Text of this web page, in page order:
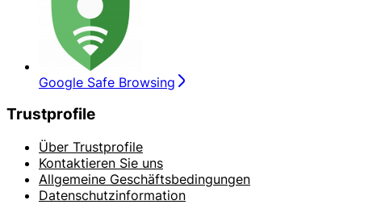
Google Safe Browsing
Trustprofile
Über Trustprofile
Kontaktieren Sie uns
Allgemeine Geschäftsbedingungen
Datenschutzinformation